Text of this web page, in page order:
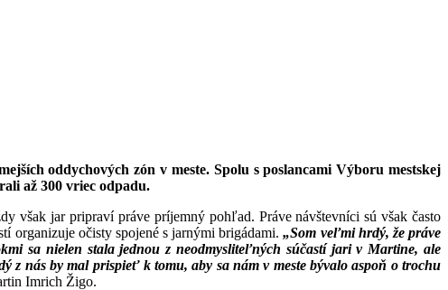
oddychových zón v meste. Spolu s poslancami Výboru mestskej
až 300 vriec odpadu.
však jar pripraví práve príjemný pohľad. Práve návštevníci sú však často
organizuje očisty spojené s jarnými brigádami.„Som veľmi hrdý, že práve
sa nielen stala jednou z neodmysliteľných súčastí jariv Martine, ale
z nás by mal prispieť k tomu, aby sanám v meste bývalo aspoň o trochu
Imrich Žigo.